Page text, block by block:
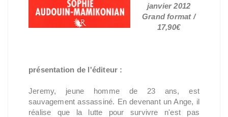
janvier 2012
Grand format /
17,90€
présentation de l'éditeur :
Jeremy, jeune homme de 23 ans, est
sauvagement assassiné. En devenant un Ange, il
réalise que la lutte pour survivre n'est pas